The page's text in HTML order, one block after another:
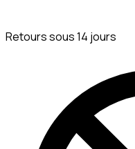
Retours sous 14 jours